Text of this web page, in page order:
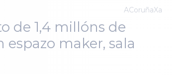
ACoruñaXa
de 1,4 millóns de
maker, sala